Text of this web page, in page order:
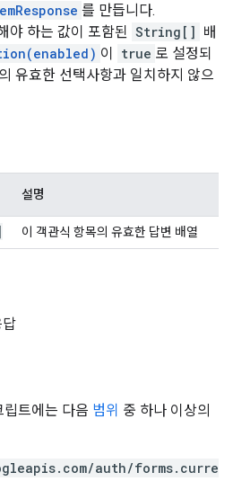
를 만듭니다.
야 하는 값이 포함된 String[] 배
이 true 로 설정되
유효한 선택사항과 일치하지 않으
설명
이 객관식 항목의 유효한 답변 배열
트에는 다음 범위 중 하나 이상의
auth/forms.curre